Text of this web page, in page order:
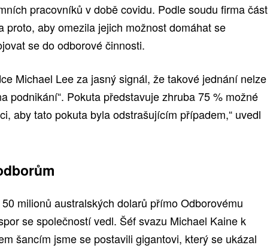
pracovníků v době covidu. Podle soudu firma část
proto, aby omezila jejich možnost domáhat se
se do odborové činnosti.
Michael Lee za jasný signál, že takové jednání nelze
podnikání“. Pokuta představuje zhruba 75 % možné
aby tato pokuta byla odstrašujícím případem,“ uvedl
milionů australských dolarů přímo Odborovému
se společností vedl. Šéf svazu Michael Kaine k
šancím jsme se postavili gigantovi, který se ukázal